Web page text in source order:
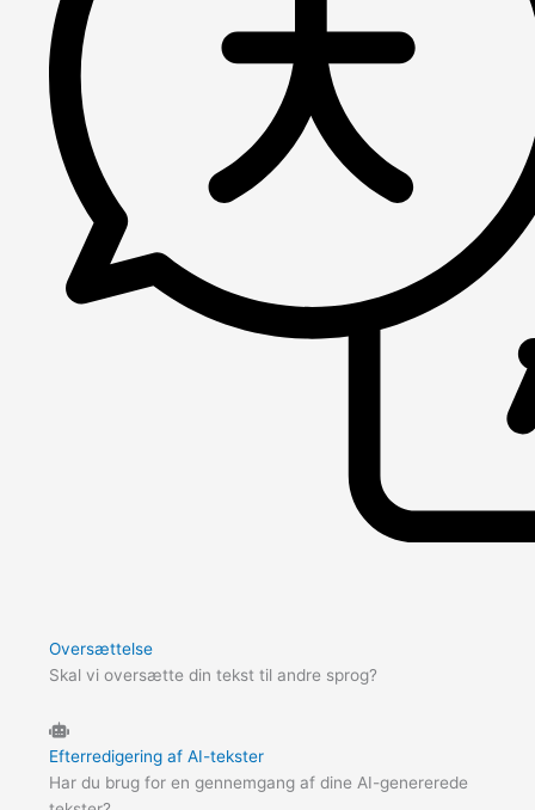
Oversættelse
Skal vi oversætte din tekst til andre sprog?
Efterredigering af AI-tekster
Har du brug for en gennemgang af dine AI-genererede